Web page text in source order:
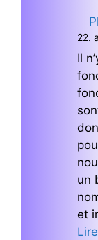
22.
Il
un
et